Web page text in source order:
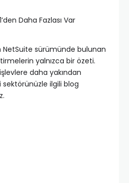
Daha Fazlası Var
NetSuite sürümünde bulunan
yalnızca bir özeti.
daha yakından
sektörünüzle ilgili blog